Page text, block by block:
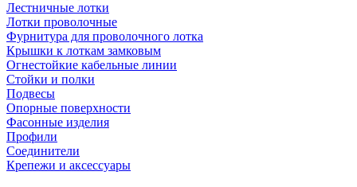
Лестничные лотки
Лотки проволочные
Фурнитура для проволочного лотка
Крышки к лоткам замковым
Огнестойкие кабельные линии
Стойки и полки
Подвесы
Опорные поверхности
Фасонные изделия
Профили
Соединители
Крепежи и аксессуары